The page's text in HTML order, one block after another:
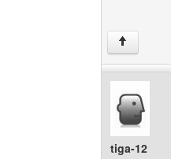
↑
tiga-12